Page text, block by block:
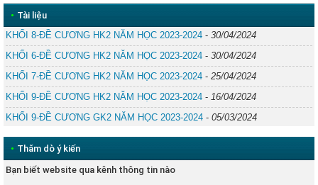
• Tài liệu
KHỐI 8-ĐỀ CƯƠNG HK2 NĂM HỌC 2023-2024 - 30/04/2024
KHỐI 6-ĐỀ CƯƠNG HK2 NĂM HỌC 2023-2024 - 30/04/2024
KHỐI 7-ĐỀ CƯƠNG HK2 NĂM HỌC 2023-2024 - 25/04/2024
KHỐI 9-ĐỀ CƯƠNG HK2 NĂM HỌC 2023-2024 - 16/04/2024
KHỐI 9-ĐỀ CƯƠNG GK2 NĂM HỌC 2023-2024 - 05/03/2024
• Thăm dò ý kiến
Bạn biết website qua kênh thông tin nào